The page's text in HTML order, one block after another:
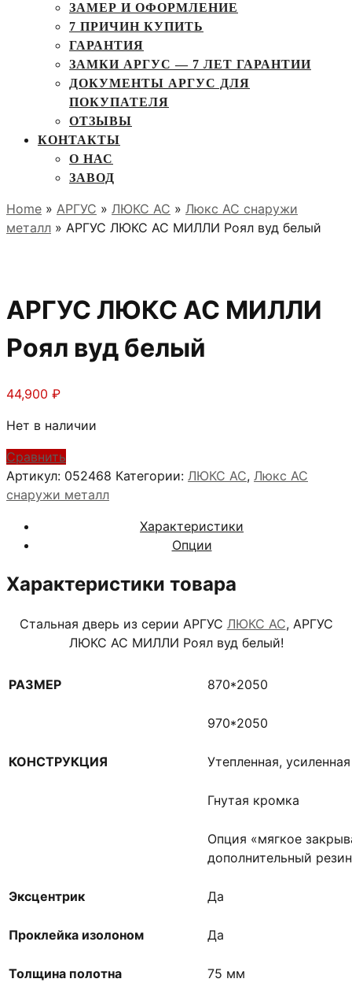
ЗАМЕР И ОФОРМЛЕНИЕ
7 ПРИЧИН КУПИТЬ
ГАРАНТИЯ
ЗАМКИ АРГУС — 7 ЛЕТ ГАРАНТИИ
ДОКУМЕНТЫ АРГУС ДЛЯ
ПОКУПАТЕЛЯ
ОТЗЫВЫ
КОНТАКТЫ
О НАС
ЗАВОД
Home » АРГУС » ЛЮКС АС » Люкс АС снаружи
металл » АРГУС ЛЮКС АС МИЛЛИ Роял вуд белый
АРГУС ЛЮКС АС МИЛЛИ
Роял вуд белый
44,900 ₽
Нет в наличии
Сравнить
Артикул: 052468 Категории: ЛЮКС АС, Люкс АС
снаружи металл
Характеристики
Опции
Характеристики товара
Стальная дверь из серии АРГУС ЛЮКС АС, АРГУС
ЛЮКС АС МИЛЛИ Роял вуд белый!
РАЗМЕР 870*2050
970*2050
КОНСТРУКЦИЯ Утепленная,
Гнутая кромка
Опция «мягкое
дополнительный
Эксцентрик Да
Проклейка изолоном Да
Толщина полотна 75 мм